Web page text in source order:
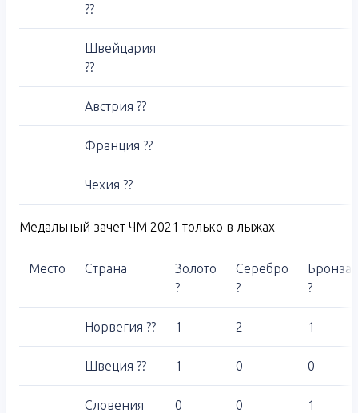
??
Швейцария
??
Австрия ??
Франция ??
Чехия ??
Медальный зачет ЧМ 2021 только в лыжах
Место Страна
Золото
?
Серебро
?
Бронза
?
Норвегия ?? 1 2 1
Швеция ?? 1 0 0
Словения
0 0 1